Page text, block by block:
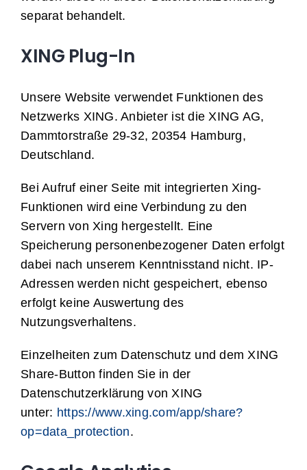
separat behandelt.
XING Plug-In
Unsere Website verwendet Funktionen des
Netzwerks XING. Anbieter ist die XING AG,
Dammtorstraße 29-32, 20354 Hamburg,
Deutschland.
Bei Aufruf einer Seite mit integrierten Xing-
Funktionen wird eine Verbindung zu den
Servern von Xing hergestellt. Eine
Speicherung personenbezogener Daten erfolgt
dabei nach unserem Kenntnisstand nicht. IP-
Adressen werden nicht gespeichert, ebenso
erfolgt keine Auswertung des
Nutzungsverhaltens.
Einzelheiten zum Datenschutz und dem XING
Share-Button finden Sie in der
Datenschutzerklärung von XING
unter: https://www.xing.com/app/share?
op=data_protection.